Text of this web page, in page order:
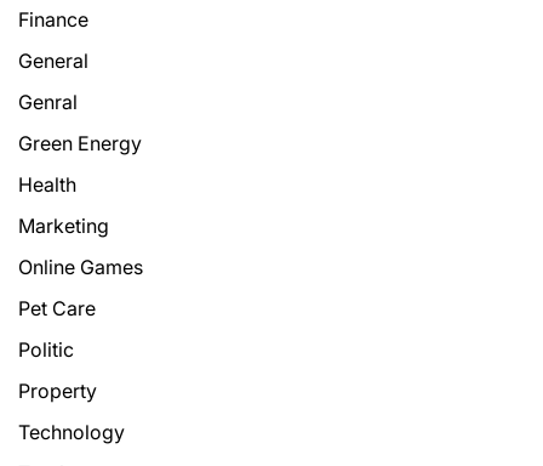
Finance
General
Genral
Green Energy
Health
Marketing
Online Games
Pet Care
Politic
Property
Technology